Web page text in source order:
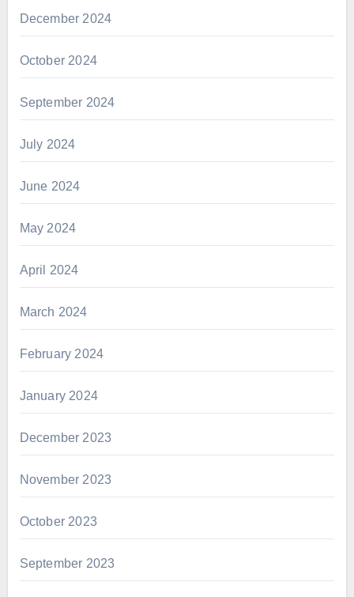
December 2024
October 2024
September 2024
July 2024
June 2024
May 2024
April 2024
March 2024
February 2024
January 2024
December 2023
November 2023
October 2023
September 2023